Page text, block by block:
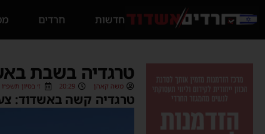
חדשות חרדים
טרגדיה בשבת באשדוד: צעירה
משה קאהן 20:29 ז׳ בסיון תשפ״ו (23/05/
טרגדיה קשה באשדוד: צעירה כבת 22 נהרגה בשבת בצהריים